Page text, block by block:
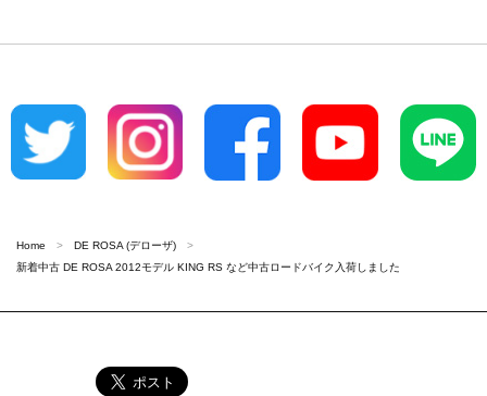
Home
DE ROSA (デローザ)
新着中古 DE ROSA 2012モデル KING RS など中古ロードバイク入荷しました